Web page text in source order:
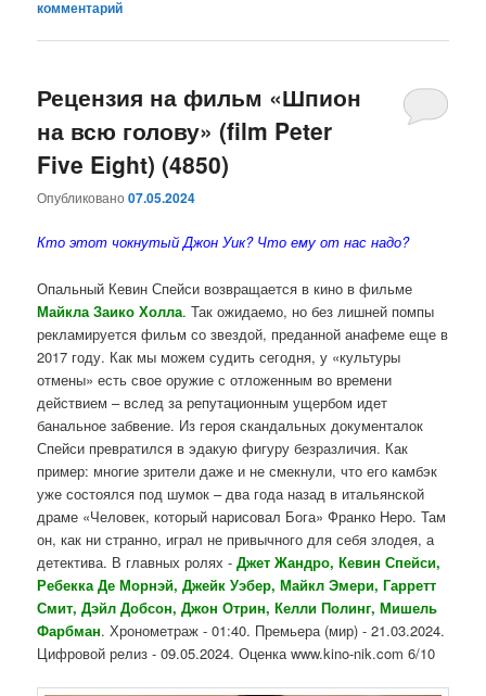
комментарий
Рецензия на фильм «Шпион
на всю голову» (film Peter
Five Eight) (4850)
Опубликовано07.05.2024
Кто этот чокнутый Джон Уик? Что ему от нас надо?
Опальный Кевин Спейси возвращается в кино в фильме
Майкла Заико Холла. Так ожидаемо, но без лишней помпы
рекламируется фильм со звездой, преданной анафеме еще в
2017 году. Как мы можем судить сегодня, у «культуры
отмены» есть свое оружие с отложенным во времени
действием – вслед за репутационным ущербом идет
банальное забвение. Из героя скандальных документалок
Спейси превратился в эдакую фигуру безразличия. Как
пример: многие зрители даже и не смекнули, что его камбэк
уже состоялся под шумок – два года назад в итальянской
драме «Человек, который нарисовал Бога» Франко Неро. Там
он, как ни странно, играл не привычного для себя злодея, а
детектива. В главных ролях -Джет Жандро, Кевин Спейси,
Ребекка Де Морнэй, Джейк Уэбер, Майкл Эмери, Гарретт
Смит, Дэйл Добсон, Джон Отрин, Келли Полинг, Мишель
Фарбман. Хронометраж - 01:40. Премьера (мир) - 21.03.2024.
Цифровой релиз - 09.05.2024. Оценка www.kino-nik.com 6/10